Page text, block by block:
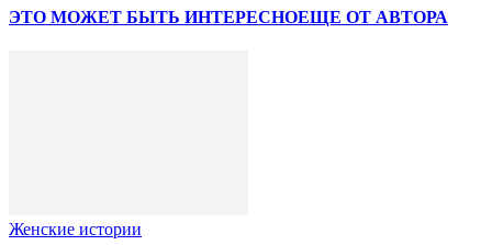
ЭТО МОЖЕТ БЫТЬ ИНТЕРЕСНОЕЩЕ ОТ АВТОРА
Женские истории